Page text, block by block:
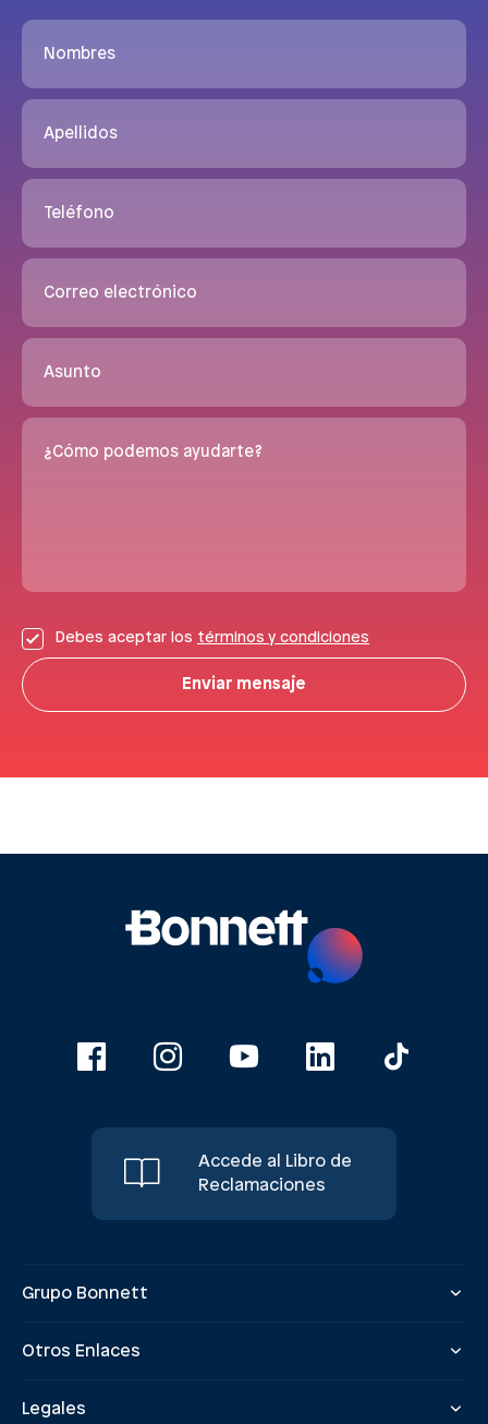
Nombres
Apellidos
Teléfono
Correo electrónico
Asunto
¿Cómo podemos ayudarte?
Debes aceptar los términos y condiciones
Enviar mensaje
Accede al Libro de
Reclamaciones
Grupo Bonnett
Otros Enlaces
Legales